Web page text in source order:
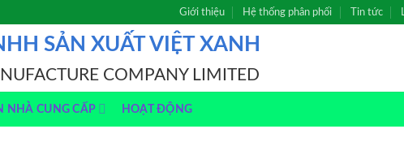
Giới thiệu Hệ thống phân phối Tin tức
SẢN XUẤT VIỆT XANH
COMPANY LIMITED
NHÀ CUNG CẤP HOẠT ĐỘNG